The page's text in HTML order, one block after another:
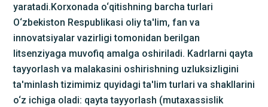
yaratadi.Korxonada o‘qitishning barcha turlari
O‘zbekiston Respublikasi oliy ta'lim, fan va
innovatsiyalar vazirligi tomonidan berilgan
litsenziyaga muvofiq amalga oshiriladi. Kadrlarni qayta
tayyorlash va malakasini oshirishning uzluksizligini
ta'minlash tizimimiz quyidagi ta'lim turlari va shakllarini
o‘z ichiga oladi: qayta tayyorlash (mutaxassislik